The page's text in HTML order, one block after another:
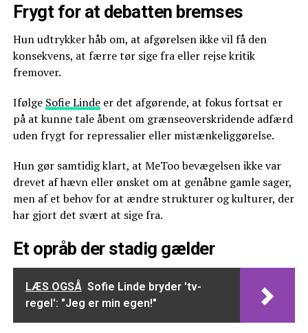
Frygt for at debatten bremses
Hun udtrykker håb om, at afgørelsen ikke vil få den
konsekvens, at færre tør sige fra eller rejse kritik
fremover.
Ifølge Sofie Lindeer det afgørende, at fokus fortsat er
på at kunne tale åbent om grænseoverskridende adfærd
uden frygt for repressalier eller mistænkeliggørelse.
Hun gør samtidig klart, at MeToo bevægelsen ikke var
drevet af hævn eller ønsket om at genåbne gamle sager,
men af et behov for at ændre strukturer og kulturer, der
har gjort det svært at sige fra.
Et opråb der stadig gælder
LÆS OGSÅ Sofie Linde bryder 'tv-
regel': "Jeg er min egen!"